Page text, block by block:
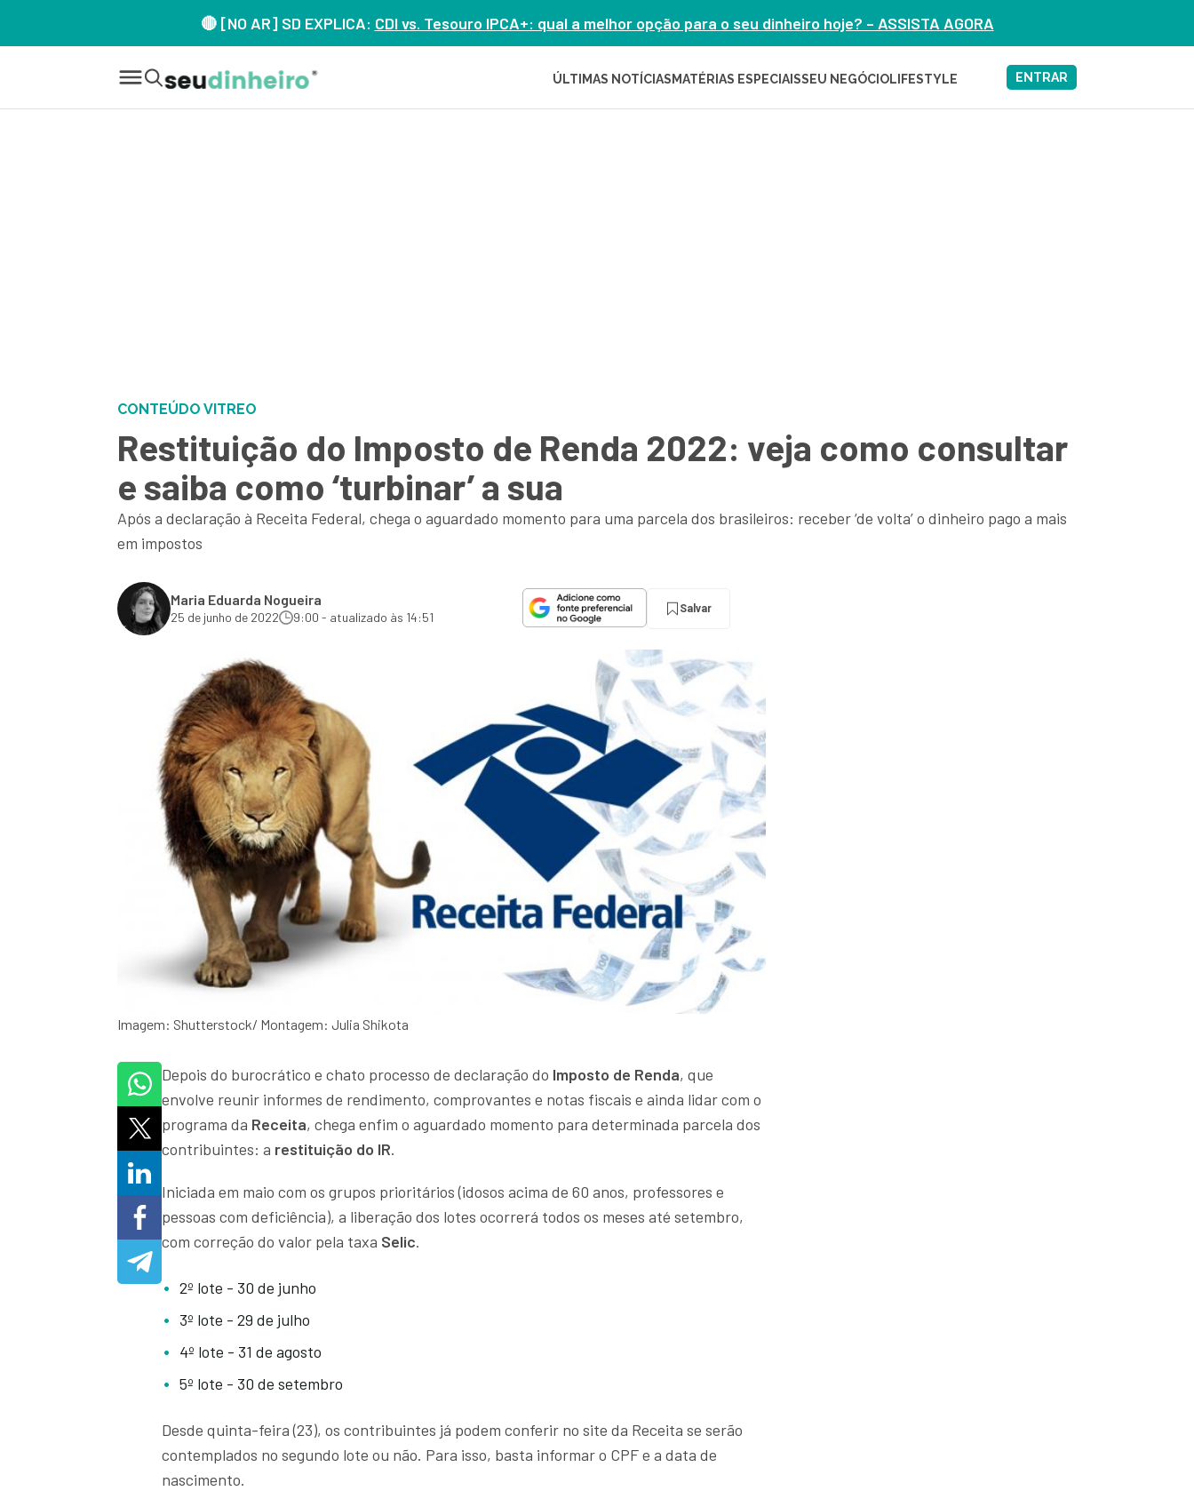
🔴 [NO AR] SD EXPLICA: CDI vs. Tesouro IPCA+: qual a melhor opção para o seu dinheiro hoje? – ASSISTA AGORA
ÚLTIMAS NOTÍCIAS MATÉRIAS ESPECIAISSEU NEGÓCIOLIFESTYLE ENTRAR
CONTEÚDO VITREO
Restituição do Imposto de Renda 2022: veja como consultar
e saiba como ‘turbinar’ a sua
Após a declaração à Receita Federal, chega o aguardado momento para uma parcela dos brasileiros: receber ‘de volta’ o dinheiro pago a mais
em impostos
Maria Eduarda Nogueira
25 de junho de 2022 9:00 - atualizado às 14:51
Salvar
Imagem: Shutterstock/ Montagem: Julia Shikota
Depois do burocrático e chato processo de declaração do Imposto de Renda, que
envolve reunir informes de rendimento, comprovantes e notas fiscais e ainda lidar com o
programa da Receita, chega enfim o aguardado momento para determinada parcela dos
contribuintes: a restituição do IR.
Iniciada em maio com os grupos prioritários (idosos acima de 60 anos, professores e
pessoas com deficiência), a liberação dos lotes ocorrerá todos os meses até setembro,
com correção do valor pela taxa Selic.
2º lote - 30 de junho
3º lote - 29 de julho
4º lote - 31 de agosto
5º lote - 30 de setembro
Desde quinta-feira (23), os contribuintes já podem conferir no site da Receita se serão
contemplados no segundo lote ou não. Para isso, basta informar o CPF e a data de
nascimento.